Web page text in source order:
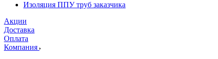
Изоляция ППУ труб заказчика
Акции
Доставка
Оплата
Компания